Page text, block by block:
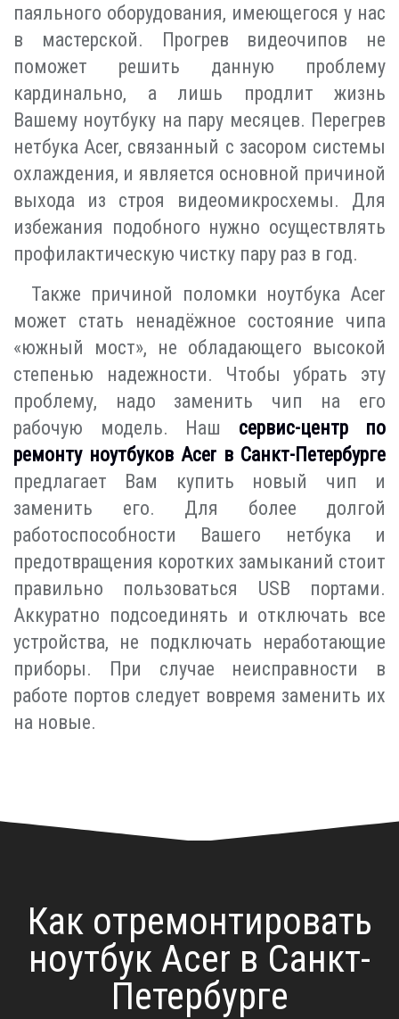
паяльного оборудования, имеющегося у нас
в мастерской. Прогрев видеочипов не
поможет решить данную проблему
кардинально, а лишь продлит жизнь
Вашему ноутбуку на пару месяцев. Перегрев
нетбука Acer, связанный с засором системы
охлаждения, и является основной причиной
выхода из строя видеомикросхемы. Для
избежания подобного нужно осуществлять
профилактическую чистку пару раз в год.
Также причиной поломки ноутбука Acer
может стать ненадёжное состояние чипа
«южный мост», не обладающего высокой
степенью надежности. Чтобы убрать эту
проблему, надо заменить чип на его
рабочую модель. Наш сервис-центр по
ремонту ноутбуков Acer в Санкт-Петербурге
предлагает Вам купить новый чип и
заменить его. Для более долгой
работоспособности Вашего нетбука и
предотвращения коротких замыканий стоит
правильно пользоваться USB портами.
Аккуратно подсоединять и отключать все
устройства, не подключать неработающие
приборы. При случае неисправности в
работе портов следует вовремя заменить их
на новые.
Как отремонтировать
ноутбук Acer в Санкт-
Петербурге